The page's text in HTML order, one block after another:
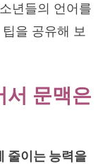
년들의 언어를
을 공유해 보
서 문맥은
줄이는 능력을